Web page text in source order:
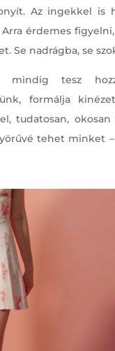
Az ingekkel is
érdemes
Se nadrágba, se
mindig tesz
formálja
tudatosan,
tehet minket